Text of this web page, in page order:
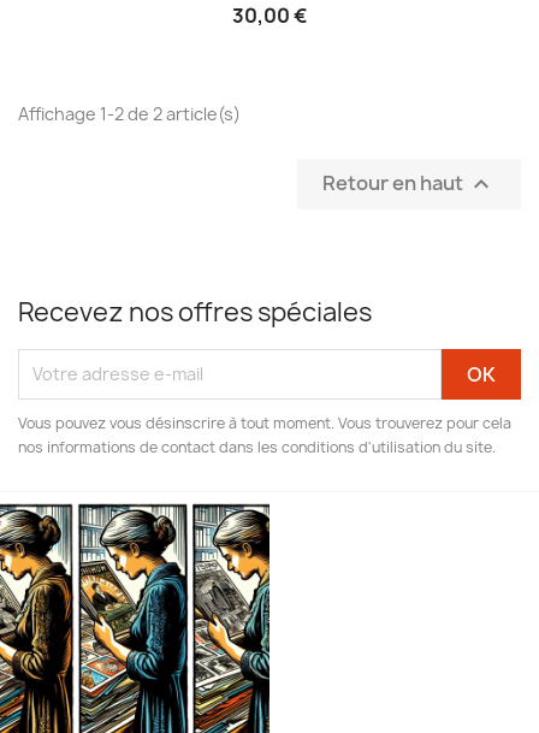
30,00 €
Affichage 1-2 de 2 article(s)
Retour en haut 
Recevez nos offres spéciales
Vous pouvez vous désinscrire à tout moment. Vous trouverez pour cela
nos informations de contact dans les conditions d'utilisation du site.